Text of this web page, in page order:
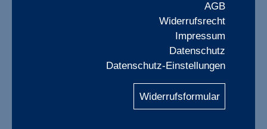
AGB
Widerrufsrecht
Impressum
Datenschutz
Datenschutz-Einstellungen
Widerrufsformular